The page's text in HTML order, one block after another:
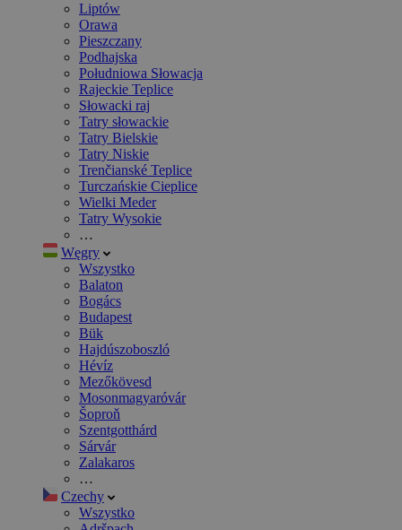
Liptów
Orawa
Pieszczany
Podhajska
Południowa Słowacja
Rajeckie Teplice
Słowacki raj
Tatry słowackie
Tatry Bielskie
Tatry Niskie
Trenčianské Teplice
Turczańskie Cieplice
Wielki Meder
Tatry Wysokie
…
Węgry
Wszystko
Balaton
Bogács
Budapest
Bük
Hajdúszoboszló
Hévíz
Mezőkövesd
Mosonmagyaróvár
Šoproň
Szentgotthárd
Sárvár
Zalakaros
…
Czechy
Wszystko